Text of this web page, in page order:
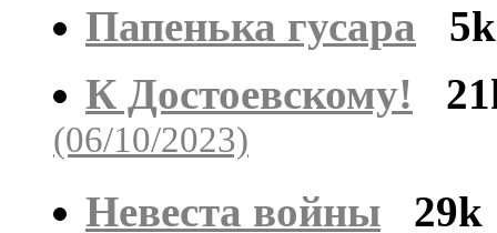
Папенька гусара
5k
К Достоевскому!
(06/10/2023)
Невеста войны
29k